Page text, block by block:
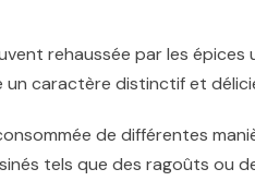
rehaussée par les épices
un caractère distinctif et
de différentes
tels que des ragoûts ou